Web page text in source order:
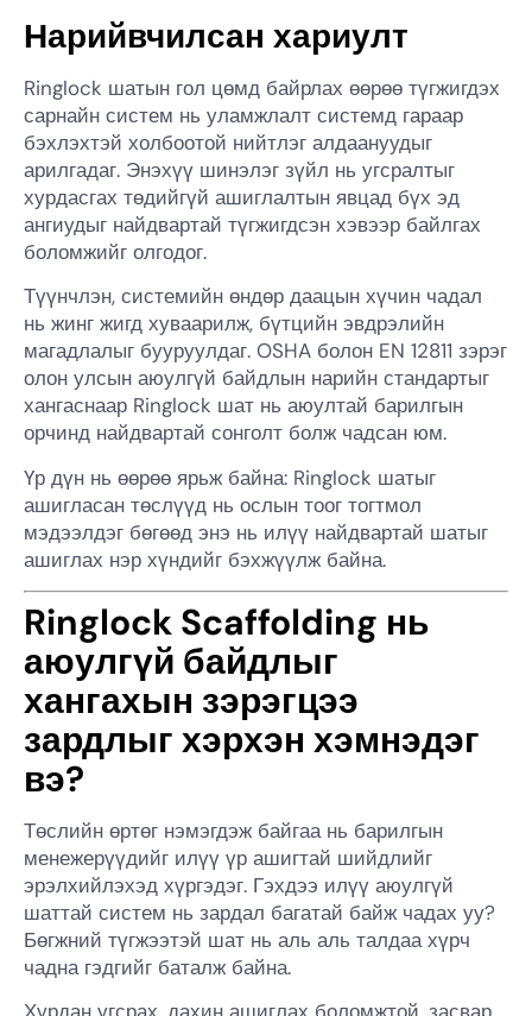
Нарийвчилсан хариулт
Ringlock шатын гол цөмд байрлах өөрөө түгжигдэх
сарнайн систем нь уламжлалт системд гараар
бэхлэхтэй холбоотой нийтлэг алдаануудыг
арилгадаг. Энэхүү шинэлэг зүйл нь угсралтыг
хурдасгах төдийгүй ашиглалтын явцад бүх эд
ангиудыг найдвартай түгжигдсэн хэвээр байлгах
боломжийг олгодог.
Түүнчлэн, системийн өндөр даацын хүчин чадал
нь жинг жигд хуваарилж, бүтцийн эвдрэлийн
магадлалыг бууруулдаг. OSHA болон EN 12811 зэрэг
олон улсын аюулгүй байдлын нарийн стандартыг
хангаснаар Ringlock шат нь аюултай барилгын
орчинд найдвартай сонголт болж чадсан юм.
Үр дүн нь өөрөө ярьж байна: Ringlock шатыг
ашигласан төслүүд нь ослын тоог тогтмол
мэдээлдэг бөгөөд энэ нь илүү найдвартай шатыг
ашиглах нэр хүндийг бэхжүүлж байна.
Ringlock Scaffolding нь
аюулгүй байдлыг
хангахын зэрэгцээ
зардлыг хэрхэн хэмнэдэг
вэ?
Төслийн өртөг нэмэгдэж байгаа нь барилгын
менежерүүдийг илүү үр ашигтай шийдлийг
эрэлхийлэхэд хүргэдэг. Гэхдээ илүү аюулгүй
шаттай систем нь зардал багатай байж чадах уу?
Бөгжний түгжээтэй шат нь аль аль талдаа хүрч
чадна гэдгийг баталж байна.